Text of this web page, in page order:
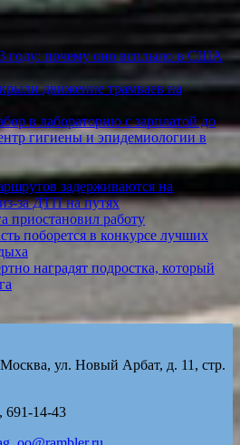
году: почему оно всплыло в США
движение трамваев на
в лабораторию с зарплатой до
гигиены и эпидемиологии в
задерживаются на
за ДТП на путях
приостановил работу
поборется в конкурсе лучших
наградят подростка, который
Москва, ул. Новый Арбат, д. 11, стр.
691-14-43